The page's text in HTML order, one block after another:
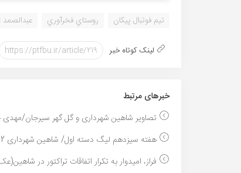
تيم فوتبال پيكان روستاي فخرآوري عبدالصمد
لینک کوتاه خبر
خبر‌های مرتبط
تصاویر شاهین شهرداری و گل گهر سیرجان/
هفته سیزدهم لیگ دسته اول/ شاهین شهرداری 2 سایپا ...
فراز، امیدوار به تکرار اتفاقات تراکتور در